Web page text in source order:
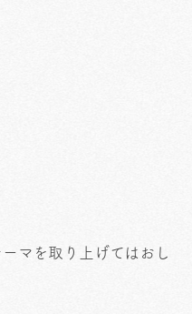
マを取り上げてはおし